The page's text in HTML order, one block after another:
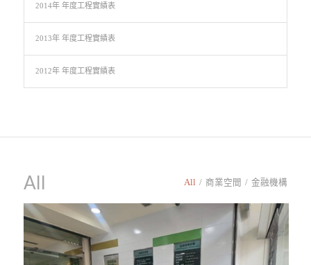
2014年 年度工程實績表
2013年 年度工程實績表
2012年 年度工程實績表
All All / 商業空間 / 金融機構